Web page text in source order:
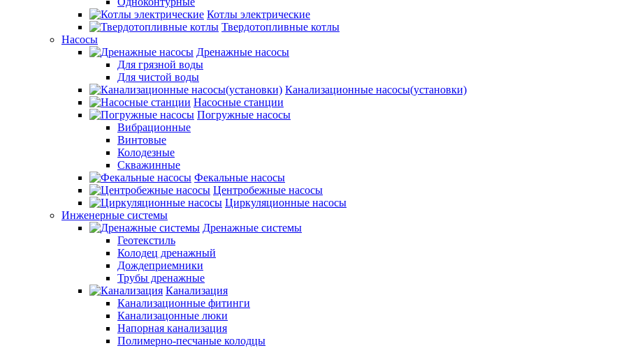
Котлы электрические
Твердотопливные котлы
Насосы
Дренажные насосы
Для грязной воды
Для чистой воды
Канализационные насосы(установки)
Насосные станции
Погружные насосы
Вибрационные
Винтовые
Колодезные
Скважинные
Фекальные насосы
Центробежные насосы
Циркуляционные насосы
Инженерные системы
Дренажные системы
Геотекстиль
Колодец дренажный
Дождеприемники
Трубы дренажные
Канализация
Канализационные фитинги
Канализацонные люки
Напорная канализация
Полимерно-песчаные колодцы